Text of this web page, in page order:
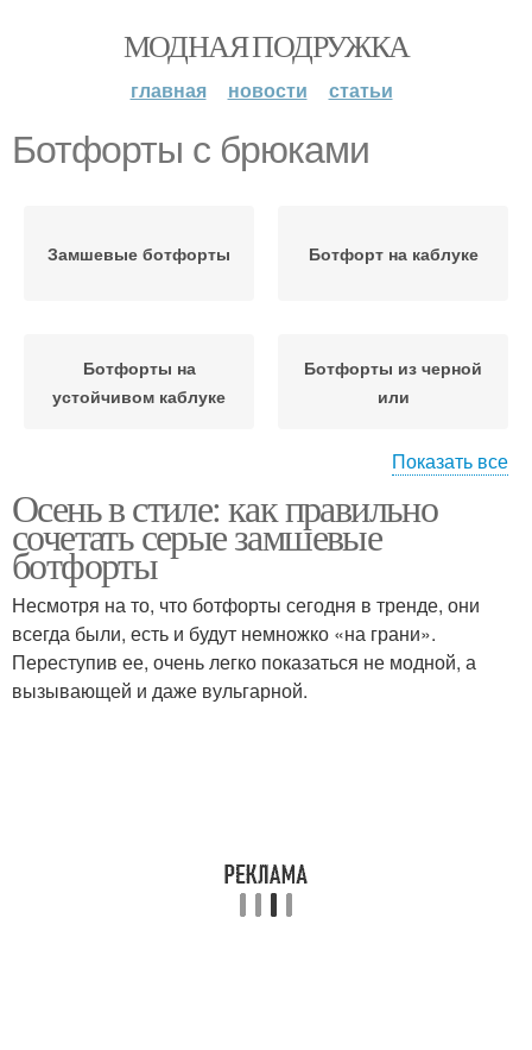
МОДНАЯ ПОДРУЖКА
главная новости статьи
Ботфорты с брюками
Замшевые ботфорты Ботфорт на каблуке
Ботфорты на
устойчивом каблуке
Ботфорты из черной
или
Ботфорты с юбкой Ботфорты с джинсами
Ботфорты с куртками Ботфорты с костюмами
Ботфорты в осень-зиму
Показать все
Осень в стиле: как правильно
сочетать серые замшевые
ботфорты
Несмотря на то, что ботфорты сегодня в тренде, они
всегда были, есть и будут немножко «на грани».
Переступив ее, очень легко показаться не модной, а
вызывающей и даже вульгарной.